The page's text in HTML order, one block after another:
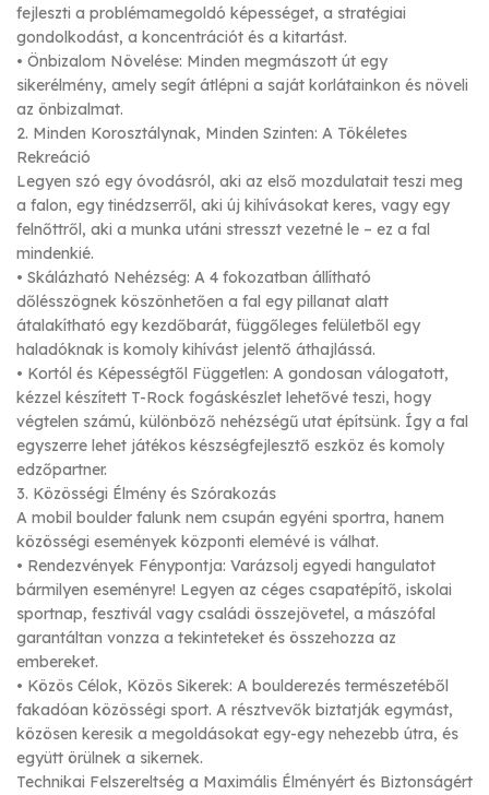
fejleszti a problémamegoldó képességet, a stratégiai
gondolkodást, a koncentrációt és a kitartást.
• Önbizalom Növelése: Minden megmászott út egy
sikerélmény, amely segít átlépni a saját korlátainkon és növeli
az önbizalmat.
2. Minden Korosztálynak, Minden Szinten: A Tökéletes
Rekreáció
Legyen szó egy óvodásról, aki az első mozdulatait teszi meg
a falon, egy tinédzserről, aki új kihívásokat keres, vagy egy
felnőttről, aki a munka utáni stresszt vezetné le – ez a fal
mindenkié.
• Skálázható Nehézség: A 4 fokozatban állítható
dőlésszögnek köszönhetően a fal egy pillanat alatt
átalakítható egy kezdőbarát, függőleges felületből egy
haladóknak is komoly kihívást jelentő áthajlássá.
• Kortól és Képességtől Független: A gondosan válogatott,
kézzel készített T-Rock fogáskészlet lehetővé teszi, hogy
végtelen számú, különböző nehézségű utat építsünk. Így a fal
egyszerre lehet játékos készségfejlesztő eszköz és komoly
edzőpartner.
3. Közösségi Élmény és Szórakozás
A mobil boulder falunk nem csupán egyéni sportra, hanem
közösségi események központi elemévé is válhat.
• Rendezvények Fénypontja: Varázsolj egyedi hangulatot
bármilyen eseményre! Legyen az céges csapatépítő, iskolai
sportnap, fesztivál vagy családi összejövetel, a mászófal
garantáltan vonzza a tekinteteket és összehozza az
embereket.
• Közös Célok, Közös Sikerek: A boulderezés természetéből
fakadóan közösségi sport. A résztvevők biztatják egymást,
közösen keresik a megoldásokat egy-egy nehezebb útra, és
együtt örülnek a sikernek.
Technikai Felszereltség a Maximális Élményért és Biztonságért